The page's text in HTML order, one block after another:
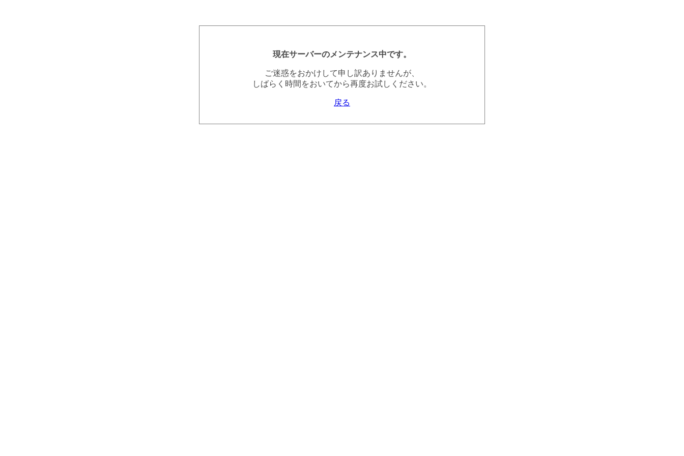
現在サーバーのメンテナンス中です。
ご迷惑をおかけして申し訳ありませんが、
しばらく時間をおいてから再度お試しください。
戻る